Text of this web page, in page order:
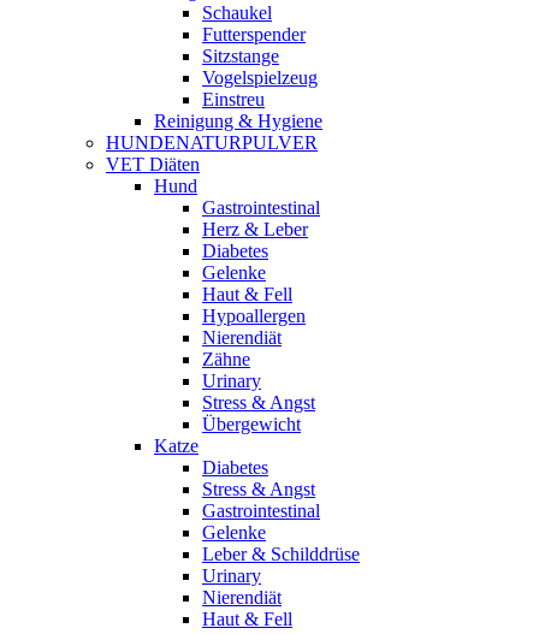
Schaukel
Futterspender
Sitzstange
Vogelspielzeug
Einstreu
Reinigung & Hygiene
HUNDENATURPULVER
VET Diäten
Hund
Gastrointestinal
Herz & Leber
Diabetes
Gelenke
Haut & Fell
Hypoallergen
Nierendiät
Zähne
Urinary
Stress & Angst
Übergewicht
Katze
Diabetes
Stress & Angst
Gastrointestinal
Gelenke
Leber & Schilddrüse
Urinary
Nierendiät
Haut & Fell